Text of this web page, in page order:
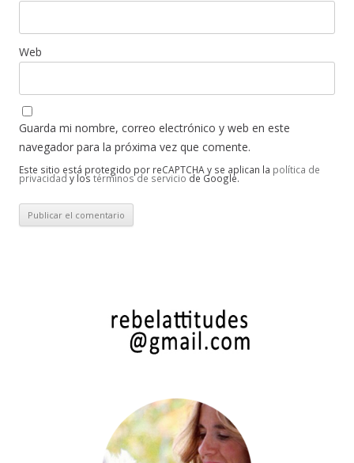
Web
Guarda mi nombre, correo electrónico y web en este
navegador para la próxima vez que comente.
Este sitio está protegido por reCAPTCHA y se aplican la política de
privacidad y los términos de servicio de Google.